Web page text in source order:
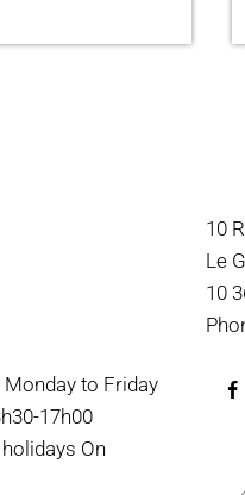
to Friday
17h00
On
10
Le
10